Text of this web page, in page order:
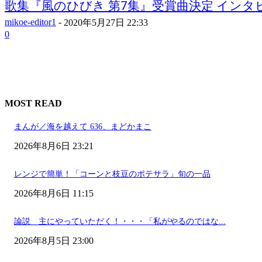
歌集『風のひびき 第7集』受賞曲決定 インタ
mikoe-editor1 - 2020年5月27日 22:33
0
MOST READ
まんが／海を越えて 636、まどかまこ
2026年8月6日 23:21
レンジで簡単！「コーンと枝豆のポテサラ」旬の一品
2026年8月6日 11:15
論説 主にやっていただく！・・・「私がやるのではな...
2026年8月5日 23:00